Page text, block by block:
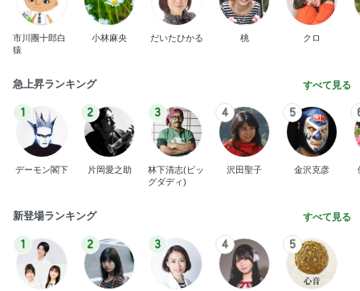
市川團十郎白
猿
小林麻央 だいたひかる 桃 クロ
急上昇ランキング すべて見る
1
デーモン閣下
2
片岡愛之助
3
林下清志(ビッ
グダディ)
4
沢田聖子
5
金沢克彦
新登場ランキング すべて見る
1 2 3 4 5